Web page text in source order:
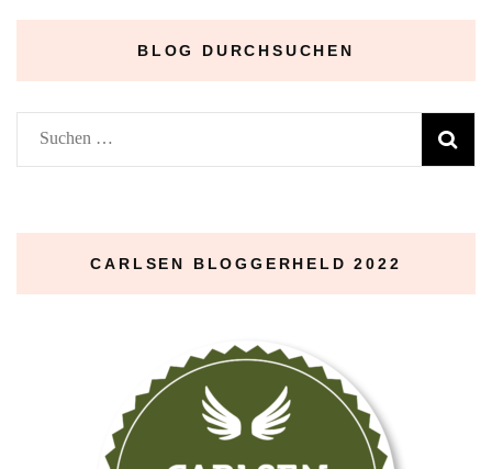
BLOG DURCHSUCHEN
Suchen
nach:
CARLSEN BLOGGERHELD 2022